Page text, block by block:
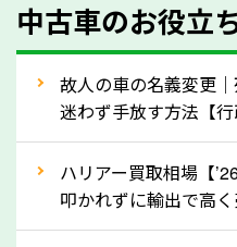
型式／グレード
走行距離（例：約〇万
車検の満了日
内装や外装の状態
定を行い高価買取価格を
中古車のお役立
故人の車の名義変更
迷わず手放す方法【行
ハリアー買取相場【
叩かれずに輸出で高